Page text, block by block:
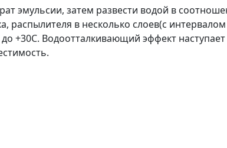
эмульсии, затем развести водой в
в несколько слоев(с
+30С. Водоотталкивающий эффект